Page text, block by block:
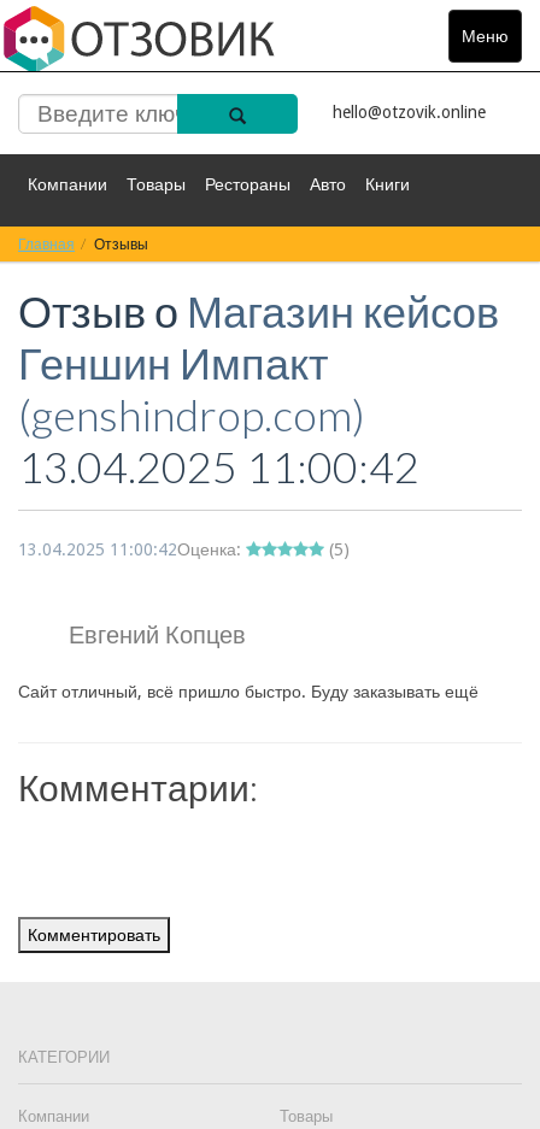
Меню
Toggle
hello@otzovik.online
Компании Товары Рестораны Авто Книги
Спорт Фильмы
Красота Здоровье Остальное
Главная Отзывы
Отзыв о Магазин кейсов
Геншин Импакт
(genshindrop.com)
13.04.2025 11:00:42
13.04.2025 11:00:42Оценка: (5)
Евгений Копцев
Сайт отличный, всё пришло быстро. Буду заказывать ещё
Комментарии:
Комментировать
КАТЕГОРИИ
Компании
Товары